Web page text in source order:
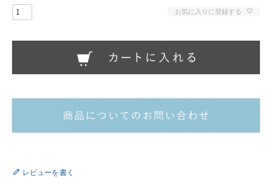
お気に入りに登録する
レビューを書く